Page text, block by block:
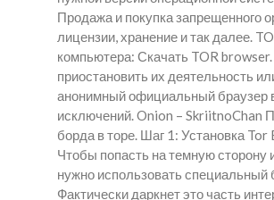
Продажа и покупка запрещенного
лицензии, хранение и так далее.
компьютера: Скачать TOR
приостановить их деятельность
анонимный официальный браузер
исключений. Onion – SkriitnoChan
борда в торе. Шаг 1: Установка
Чтобы попасть на темную сторону
нужно использовать специальный
Фактически даркнет это часть